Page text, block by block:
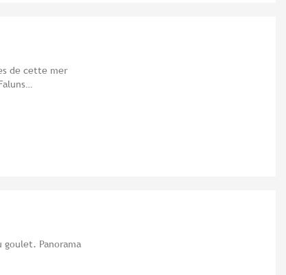
de cette mer
goulet. Panorama